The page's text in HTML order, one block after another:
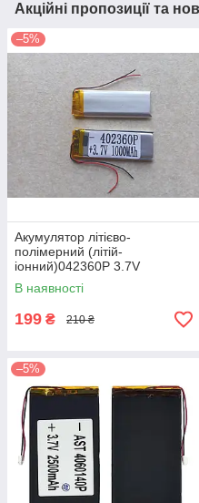
Акційні пропозиції та
–5%
Акумулятор літієво-
полімерний (літій-
іонний)042360P 3.7V
1000mAh
В наявності
199 ₴ 210 ₴
–5%